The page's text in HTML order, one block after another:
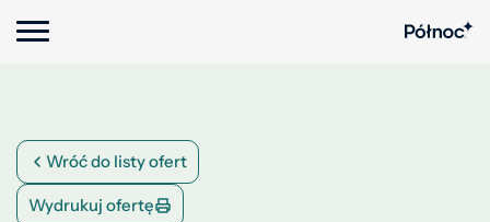
Wróć do listy ofert
Wydrukuj ofertę